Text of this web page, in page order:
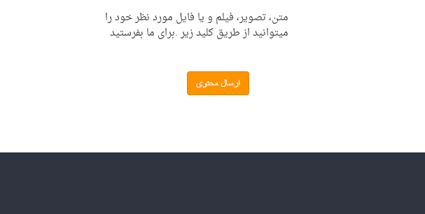
متن، تصویر، فیلم و یا فایل مورد نظر خود را
میتوانید از طریق کلید زیر .برای ما بفرستید